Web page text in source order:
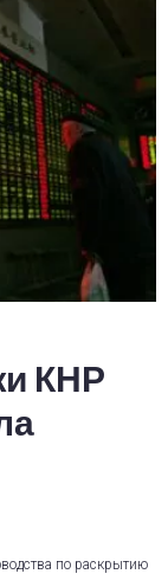
КНР
по раскрытию